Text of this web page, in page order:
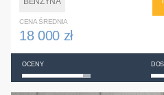
CENA ŚREDNIA
18 000 zł
OCENY